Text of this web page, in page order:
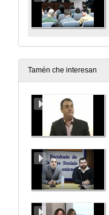
Tamén che interesan